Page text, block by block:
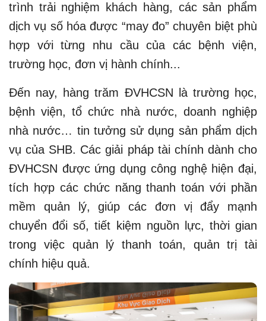
trình trải nghiệm khách hàng, các sản phẩm
dịch vụ số hóa được “may đo” chuyên biệt phù
hợp với từng nhu cầu của các bệnh viện,
trường học, đơn vị hành chính...
Đến nay, hàng trăm ĐVHCSN là trường học,
bệnh viện, tổ chức nhà nước, doanh nghiệp
nhà nước… tin tưởng sử dụng sản phẩm dịch
vụ của SHB. Các giải pháp tài chính dành cho
ĐVHCSN được ứng dụng công nghệ hiện đại,
tích hợp các chức năng thanh toán với phần
mềm quản lý, giúp các đơn vị đẩy mạnh
chuyển đổi số, tiết kiệm nguồn lực, thời gian
trong việc quản lý thanh toán, quản trị tài
chính hiệu quả.